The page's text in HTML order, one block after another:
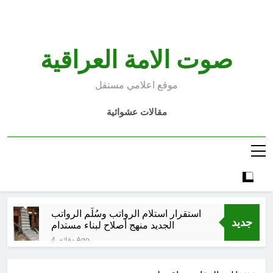
صوت الامة العراقية
موقع اعلامي مستقل
مقالات عشوائية
جديد
استقرار استلام الرواتب وسُلَّم الرواتب
الجديد منهج أصلاح لبناء مستدام
4 دقائق Ago